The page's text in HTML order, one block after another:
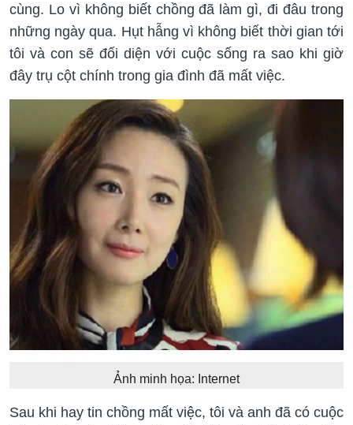
cùng. Lo vì không biết chồng đã làm gì, đi đâu trong
những ngày qua. Hụt hẫng vì không biết thời gian tới
tôi và con sẽ đối diện với cuộc sống ra sao khi giờ
đây trụ cột chính trong gia đình đã mất việc.
Ảnh minh họa: Internet
Sau khi hay tin chồng mất việc, tôi và anh đã có cuộc